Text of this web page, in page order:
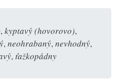
, kyptavý (hovorovo),
, neohrabaný, nevhodný,
, ťažkopádny